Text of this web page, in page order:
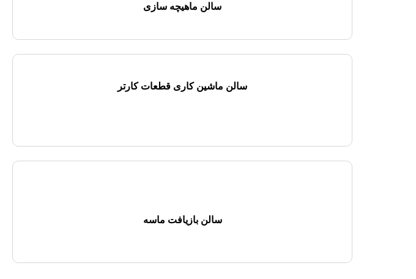
سالن ماهیچه سازی
سالن ماشین کاری قطعات کارتر
سالن بازیافت ماسه